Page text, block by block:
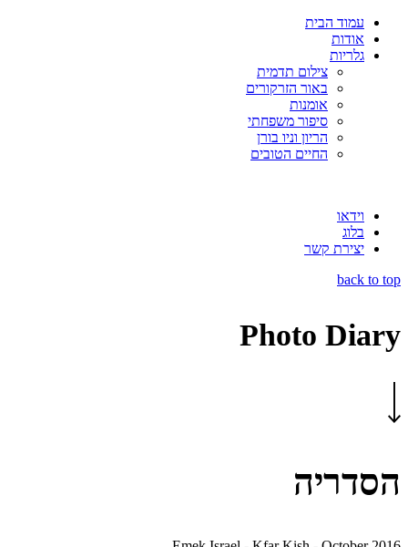
עמוד הבית
אודות
גלריות
צילום תדמית
באור הזרקורים
אומנות
סיפור משפחתי
הריון וניו בורן
החיים הטובים
וידאו
בלוג
יצירת קשר
back to top
Photo Diary
הסדריה